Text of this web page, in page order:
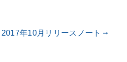
年10月リリースノート gdoc_arrow_right_alt